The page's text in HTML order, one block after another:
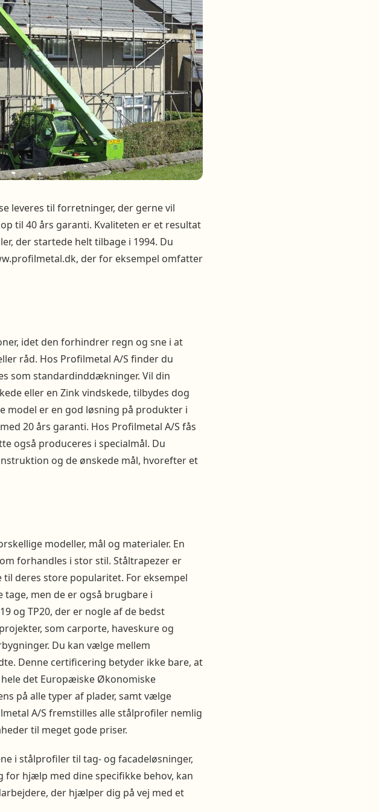
leveres til forretninger, der gerne vil
til 40 års garanti. Kvaliteten er et resultat
der startede helt tilbage i 1994. Du
der for eksempel omfatter
idet den forhindrer regn og sne i at
råd. Hos Profilmetal A/S finder du
som standardinddækninger. Vil din
eller en Zink vindskede, tilbydes dog
model er en god løsning på produkter i
20 års garanti. Hos Profilmetal A/S fås
også produceres i specialmål. Du
og de ønskede mål, hvorefter et
modeller, mål og materialer. En
forhandles i stor stil. Ståltrapezer er
deres store popularitet. For eksempel
men de er også brugbare i
og TP20, der er nogle af de bedst
som carporte, haveskure og
Du kan vælge mellem
Denne certificering betyder ikke bare, at
det Europæiske Økonomiske
på alle typer af plader, samt vælge
A/S fremstilles alle stålprofiler nemlig
til meget gode priser.
i stålprofiler til tag- og facadeløsninger,
hjælp med dine specifikke behov, kan
der hjælper dig på vej med et